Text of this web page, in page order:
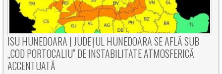
ISU HUNEDOARA | JUDEȚUL HUNEDOARA SE AFLĂ SUB
„COD PORTOCALIU” DE INSTABILITATE ATMOSFERICĂ
ACCENTUATĂ